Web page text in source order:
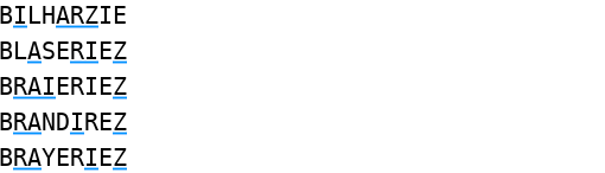
ILHARZIE
BLASERIEZ
BRAIERIEZ
BRANDIREZ
BRAYERIEZ